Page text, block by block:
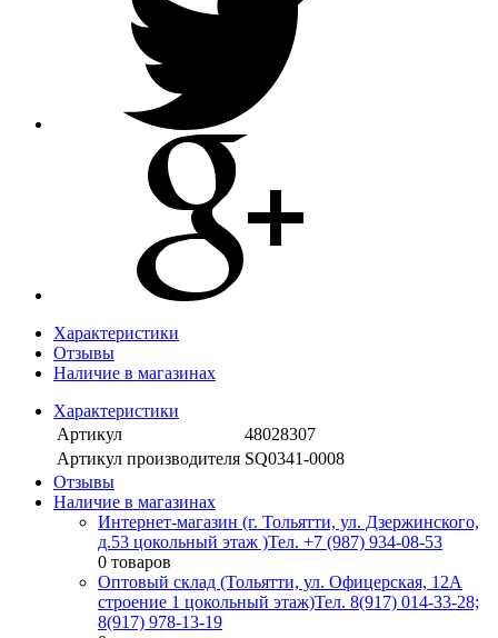
Характеристики
Отзывы
Наличие в магазинах
Характеристики
Артикул
48028307
Артикул производителя SQ0341-0008
Отзывы
Наличие в магазинах
Интернет-магазин (г. Тольятти, ул. Дзержинского,
д.53 цокольный этаж )Тел. +7 (987) 934-08-53
0 товаров
Оптовый склад (Тольятти, ул. Офицерская, 12А
строение 1 цокольный этаж)Тел. 8(917) 014-33-28;
8(917) 978-13-19